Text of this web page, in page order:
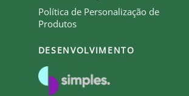
Política de Personalização de
Produtos
DESENVOLVIMENTO